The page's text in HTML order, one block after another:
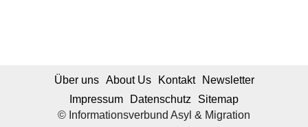
© Informationsverbund Asyl & Migration
Über uns About Us Kontakt
Newsletter
Impressum
Datenschutz Sitemap